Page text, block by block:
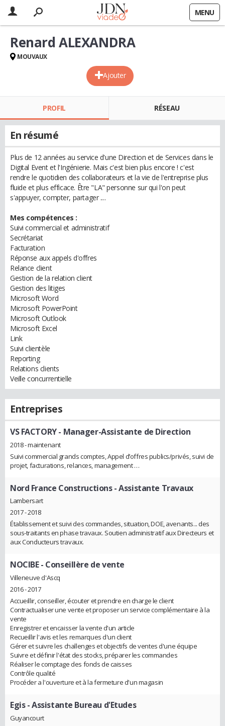
MENU
Ajouter
Renard ALEXANDRA
MOUVAUX
PROFIL RÉSEAU
En résumé
Plus de 12 années au service d'une Direction et de Services dans le
Digital Event et l'Ingénierie. Mais c'est bien plus encore ! c'est
rendre le quotidien des collaborateurs et la vie de l'entreprise plus
fluide et plus efficace. Être "LA" personne sur qui l'on peut
s'appuyer, compter, partager ....
Mes compétences :
Suivi commercial et administratif
Secrétariat
Facturation
Réponse aux appels d'offres
Relance client
Gestion de la relation client
Gestion des litiges
Microsoft Word
Microsoft PowerPoint
Microsoft Outlook
Microsoft Excel
Link
Suivi clientèle
Reporting
Relations clients
Veille concurrentielle
Entreprises
VS FACTORY- Manager-Assistante de Direction
2018 - maintenant
Suivi commercial grands comptes, Appel d’offres publics/privés, suivi de
projet, facturations, relances, management …
Nord France Constructions- Assistante Travaux
Lambersart
2017 - 2018
Établissement et suivi des commandes, situation, DOE, avenants... des
sous-traitants en phase travaux. Soutien administratif aux Directeurs et
aux Conducteurs travaux.
NOCIBE- Conseillère de vente
Villeneuve d'Ascq
2016 - 2017
Accueillir, conseiller, écouter et prendre en charge le client
Contractualiser une vente et proposer un service complémentaire à la
vente
Enregistrer et encaisser la vente d'un article
Recueillir l'avis et les remarques d'un client
Gérer et suivre les challenges et objectifs de ventes d'une équipe
Suivre et définir l'état des stocks, préparer les commandes
Réaliser le comptage des fonds de caisses
Contrôle qualité
Procéder a l'ouverture et à la fermeture d'un magasin
Egis- Assistante Bureau d'Etudes
Guyancourt